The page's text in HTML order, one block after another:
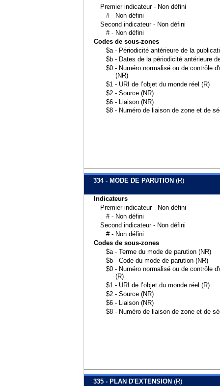
Premier indicateur - Non défini
# - Non défini
Second indicateur - Non défini
# - Non défini
Codes de sous-zones
$a - Périodicité antérieure de la
$b - Dates de la périodicité antérieure
$0 - Numéro normalisé ou de contrôle
(NR)
$1 - URI de l’objet du monde réel (R)
$2 - Source (NR)
$6 - Liaison (NR)
$8 - Numéro de liaison de zone et de
334 - MODE DE PARUTION (R)
Indicateurs
Premier indicateur - Non défini
# - Non défini
Second indicateur - Non défini
# - Non défini
Codes de sous-zones
$a - Terme du mode de parution (NR)
$b - Code du mode de parution (NR)
$0 - Numéro normalisé ou de contrôle
(R)
$1 - URI de l’objet du monde réel (R)
$2 - Source (NR)
$6 - Liaison (NR)
$8 - Numéro de liaison de zone et de
335 - PLAN D'EXTENSION (R)